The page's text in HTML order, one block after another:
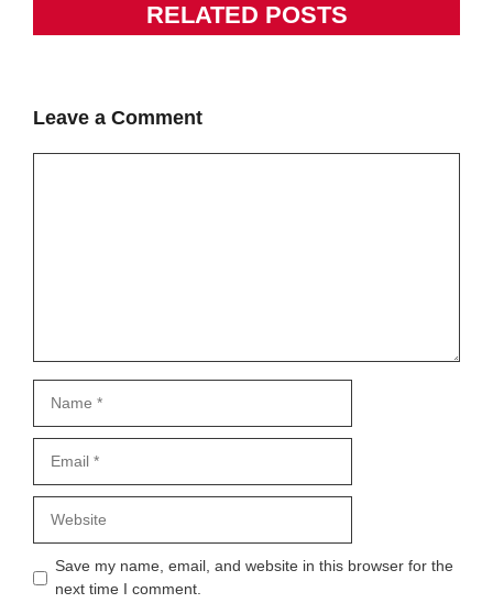
RELATED POSTS
Leave a Comment
Save my name, email, and website in this browser for the
next time I comment.